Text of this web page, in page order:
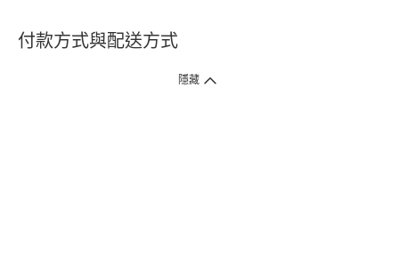
付款方式與配送方式
隱藏